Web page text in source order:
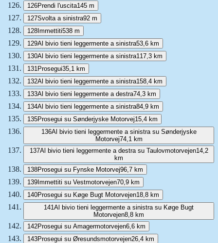
126Prendi l'uscita145 m
127Svolta a sinistra92 m
128Immettiti538 m
129Al bivio tieni leggermente a sinistra53,6 km
130Al bivio tieni leggermente a sinistra117,3 km
131 Prosegui35,1 km
132Al bivio tieni leggermente a sinistra158,4 km
133Al bivio tieni leggermente a destra74,3 km
134Al bivio tieni leggermente a sinistra84,9 km
135Prosegui su Sønderjyske Motorvej15,4 km
136Al bivio tieni leggermente a sinistra su Sønderjyske
Motorvej74,1 km
137Al bivio tieni leggermente a destra su Taulovmotorvejen14,2
km
138Prosegui su Fynske Motorvej96,7 km
139Immettiti su Vestmotorvejen70,9 km
140Prosegui su Køge Bugt Motorvejen18,8 km
141Al bivio tieni leggermente a sinistra su Køge Bugt
Motorvejen8,8 km
142Prosegui su Amagermotorvejen6,6 km
143Prosegui su Øresundsmotorvejen26,4 km